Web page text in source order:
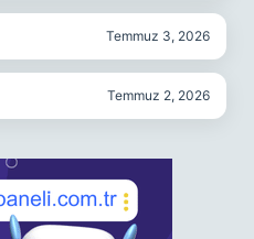
Temmuz 3, 2026
Temmuz 2, 2026